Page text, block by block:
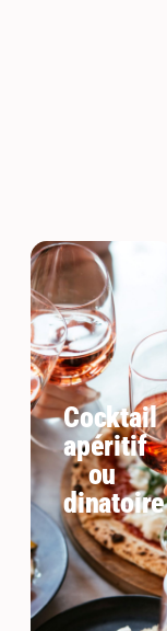
Cocktail
apéritif
ou
dinatoire